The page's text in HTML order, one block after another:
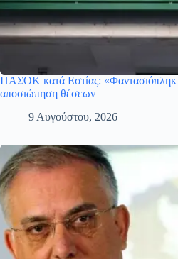
ΠΑΣΟΚ κατά Εστίας:
αποσιώπηση θέσεων
9 Αυγούστου, 2026